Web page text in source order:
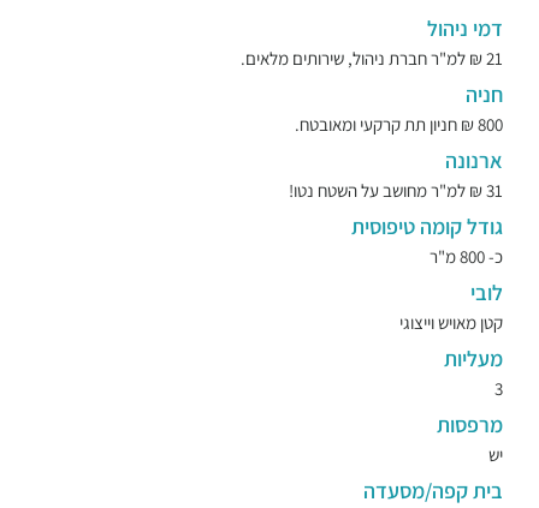
דמי ניהול
21 ₪ למ"ר חברת ניהול, שירותים מלאים.
חניה
800 ₪ חניון תת קרקעי ומאובטח.
ארנונה
31 ₪ למ"ר מחושב על השטח נטו!
גודל קומה טיפוסית
כ- 800 מ"ר
לובי
קטן מאויש וייצוגי
מעליות
3
מרפסות
יש
בית קפה/מסעדה